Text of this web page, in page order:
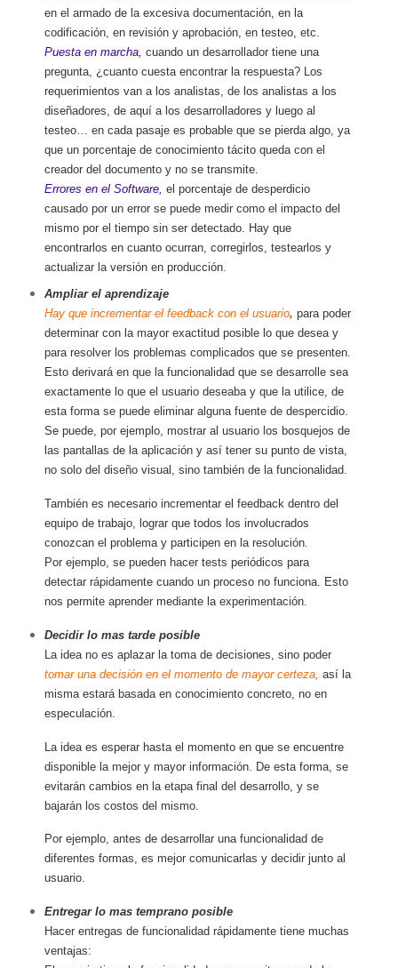
en el armado de la excesiva documentación, en la
codificación, en revisión y aprobación, en testeo, etc.
Puesta en marcha, cuando un desarrollador tiene una
pregunta, ¿cuanto cuesta encontrar la respuesta? Los
requerimientos van a los analistas, de los analistas a los
diseñadores, de aquí a los desarrolladores y luego al
testeo… en cada pasaje es probable que se pierda algo, ya
que un porcentaje de conocimiento tácito queda con el
creador del documento y no se transmite.
Errores en el Software, el porcentaje de desperdicio
causado por un error se puede medir como el impacto del
mismo por el tiempo sin ser detectado. Hay que
encontrarlos en cuanto ocurran, corregirlos, testearlos y
actualizar la versión en producción.
Ampliar el aprendizaje
Hay que incrementar el feedback con el usuario, para poder
determinar con la mayor exactitud posible lo que desea y
para resolver los problemas complicados que se presenten.
Esto derivará en que la funcionalidad que se desarrolle sea
exactamente lo que el usuario deseaba y que la utilice, de
esta forma se puede eliminar alguna fuente de despercidio.
Se puede, por ejemplo, mostrar al usuario los bosquejos de
las pantallas de la aplicación y así tener su punto de vista,
no solo del diseño visual, sino también de la funcionalidad.
También es necesario incrementar el feedback dentro del
equipo de trabajo, lograr que todos los involucrados
conozcan el problema y participen en la resolución.
Por ejemplo, se pueden hacer tests periódicos para
detectar rápidamente cuando un proceso no funciona. Esto
nos permite aprender mediante la experimentación.
Decidir lo mas tarde posible
La idea no es aplazar la toma de decisiones, sino poder
tomar una decisión en el momento de mayor certeza, así la
misma estará basada en conocimiento concreto, no en
especulación.
La idea es esperar hasta el momento en que se encuentre
disponible la mejor y mayor información. De esta forma, se
evitarán cambios en la etapa final del desarrollo, y se
bajarán los costos del mismo.
Por ejemplo, antes de desarrollar una funcionalidad de
diferentes formas, es mejor comunicarlas y decidir junto al
usuario.
Entregar lo mas temprano posible
Hacer entregas de funcionalidad rápidamente tiene muchas
ventajas: